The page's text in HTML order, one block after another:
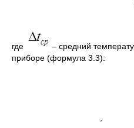
где
– средний
приборе (формула
,